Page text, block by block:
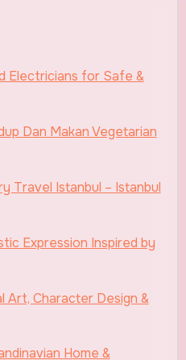
Electricians for Safe &
Dan Makan Vegetarian
Travel Istanbul – Istanbul
Expression Inspired by
Art, Character Design &
Home &